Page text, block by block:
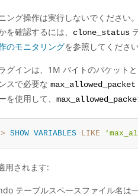
ング操作は実行しないでください
を確認するには、
clone_status
のモニタリングを参照してください
グインは、1M バイトのパケット
スで必要な max_allowed_packet
を使用して、
SHOW VARIABLES LIKE
用されます:
テーブルスペースファイル名